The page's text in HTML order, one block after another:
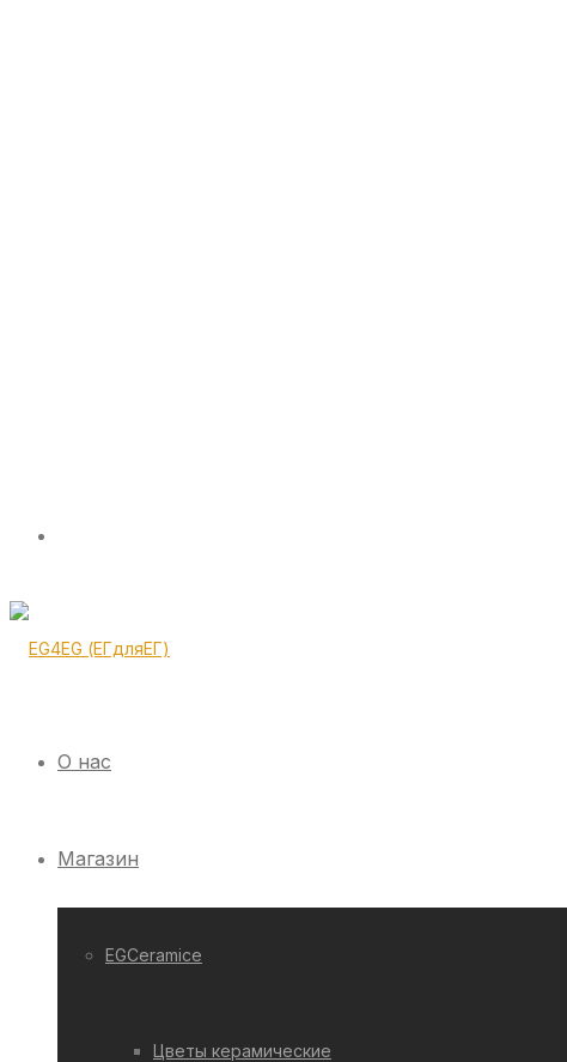
О нас
Магазин
EGCeramice
Цветы керамические